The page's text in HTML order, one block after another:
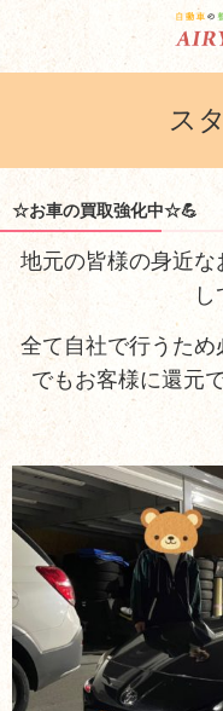
ス
☆お車の買取強化中☆💪
地元の皆様の身近
し
全て自社で行うため
でもお客様に還元